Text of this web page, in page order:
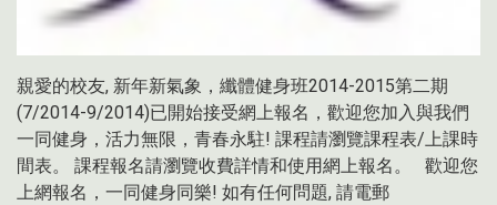
親愛的校友, 新年新氣象，纖體健身班2014-2015第二期
(7/2014-9/2014)已開始接受網上報名，歡迎您加入與我們
一同健身，活力無限，青春永駐! 課程請瀏覽課程表/上課時
間表。 課程報名請瀏覽收費詳情和使用網上報名。 歡迎您
上網報名，一同健身同樂! 如有任何問題, 請電郵